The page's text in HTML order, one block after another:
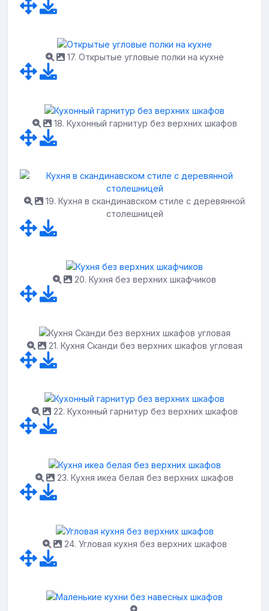
17. Открытые угловые полки на кухне
18. Кухонный гарнитур без верхних шкафов
19. Кухня в скандинавском стиле с деревянной
столешницей
20. Кухня без верхних шкафчиков
21. Кухня Сканди без верхних шкафов угловая
22. Кухонный гарнитур без верхних шкафов
23. Кухня икеа белая без верхних шкафов
24. Угловая кухня без верхних шкафов